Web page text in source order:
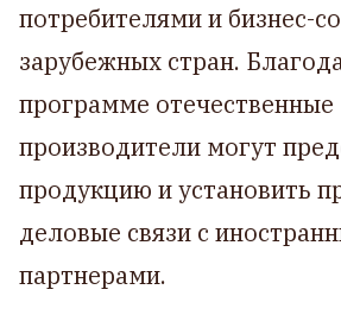
потребителями и бизнес-
зарубежных стран.
программе отечественные
производители могут
продукцию и установить
деловые связи с
партнерами.